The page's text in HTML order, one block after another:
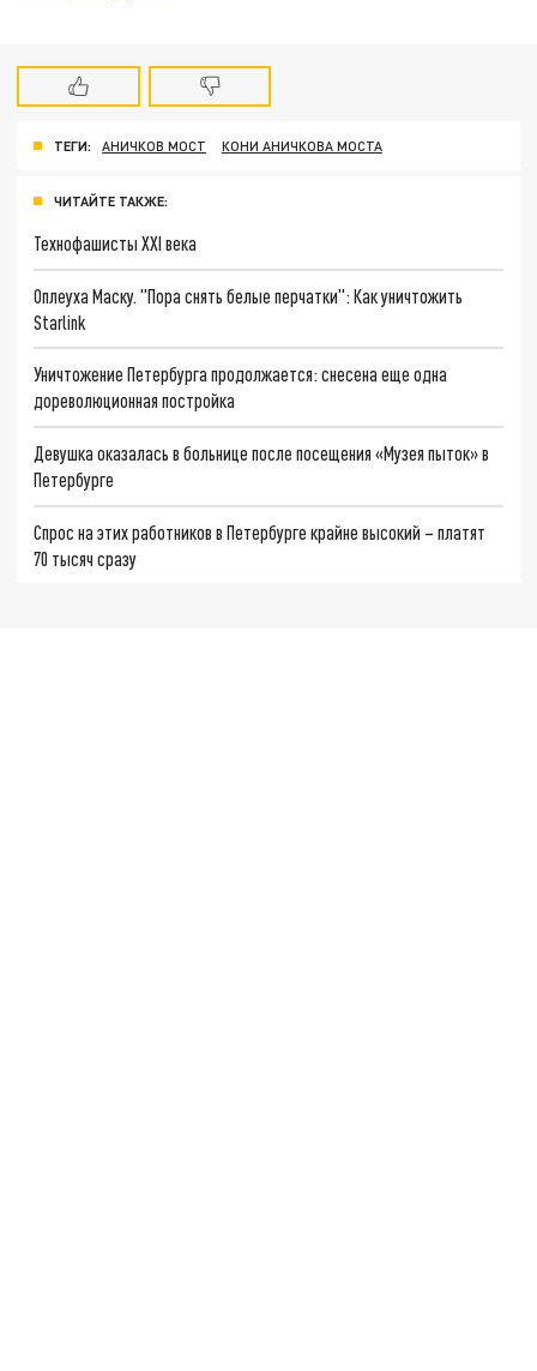
ТЕГИ: АНИЧКОВ МОСТ КОНИ АНИЧКОВА МОСТА
ЧИТАЙТЕ ТАКЖЕ:
Технофашисты XXI века
Оплеуха Маску. "Пора снять белые перчатки": Как уничтожить
Starlink
Уничтожение Петербурга продолжается: снесена еще одна
дореволюционная постройка
Девушка оказалась в больнице после посещения «Музея пыток» в
Петербурге
Спрос на этих работников в Петербурге крайне высокий – платят
70 тысяч сразу